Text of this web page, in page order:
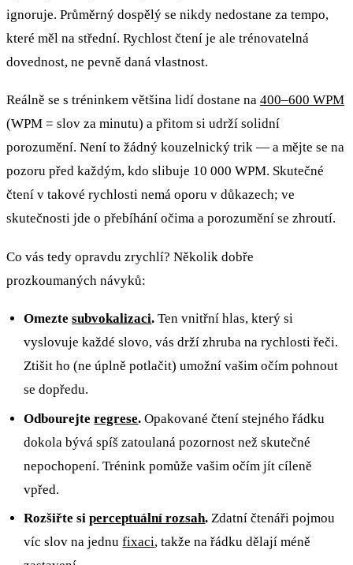
ignoruje. Průměrný dospělý se nikdy nedostane za tempo,
které měl na střední. Rychlost čtení je ale trénovatelná
dovednost, ne pevně daná vlastnost.
Reálně se s tréninkem většina lidí dostane na 400–600 WPM
(WPM = slov za minutu) a přitom si udrží solidní
porozumění. Není to žádný kouzelnický trik — a mějte se na
pozoru před každým, kdo slibuje 10 000 WPM. Skutečné
čtení v takové rychlosti nemá oporu v důkazech; ve
skutečnosti jde o přebíhání očima a porozumění se zhroutí.
Co vás tedy opravdu zrychlí? Několik dobře
prozkoumaných návyků:
Omeztesubvokalizaci. Ten vnitřní hlas, který si
vyslovuje každé slovo, vás drží zhruba na rychlosti řeči.
Ztišit ho (ne úplně potlačit) umožní vašim očím pohnout
se dopředu.
Odbourejteregrese. Opakované čtení stejného řádku
dokola bývá spíš zatoulaná pozornost než skutečné
nepochopení. Trénink pomůže vašim očím jít cíleně
vpřed.
Rozšiřte siperceptuální rozsah. Zdatní čtenáři pojmou
víc slov na jednufixaci, takže na řádku dělají méně